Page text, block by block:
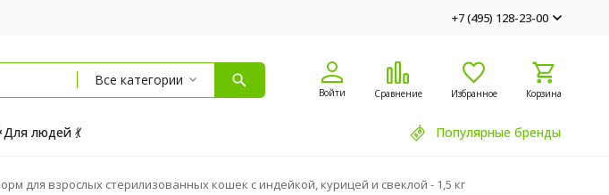
+7 (495) 128-23-00
Все категории
Войти Сравнение Избранное Корзина
Для людей 💃 Популярные бренды
для взрослых стерилизованных кошек с индейкой, курицей и свеклой - 1,5 кг